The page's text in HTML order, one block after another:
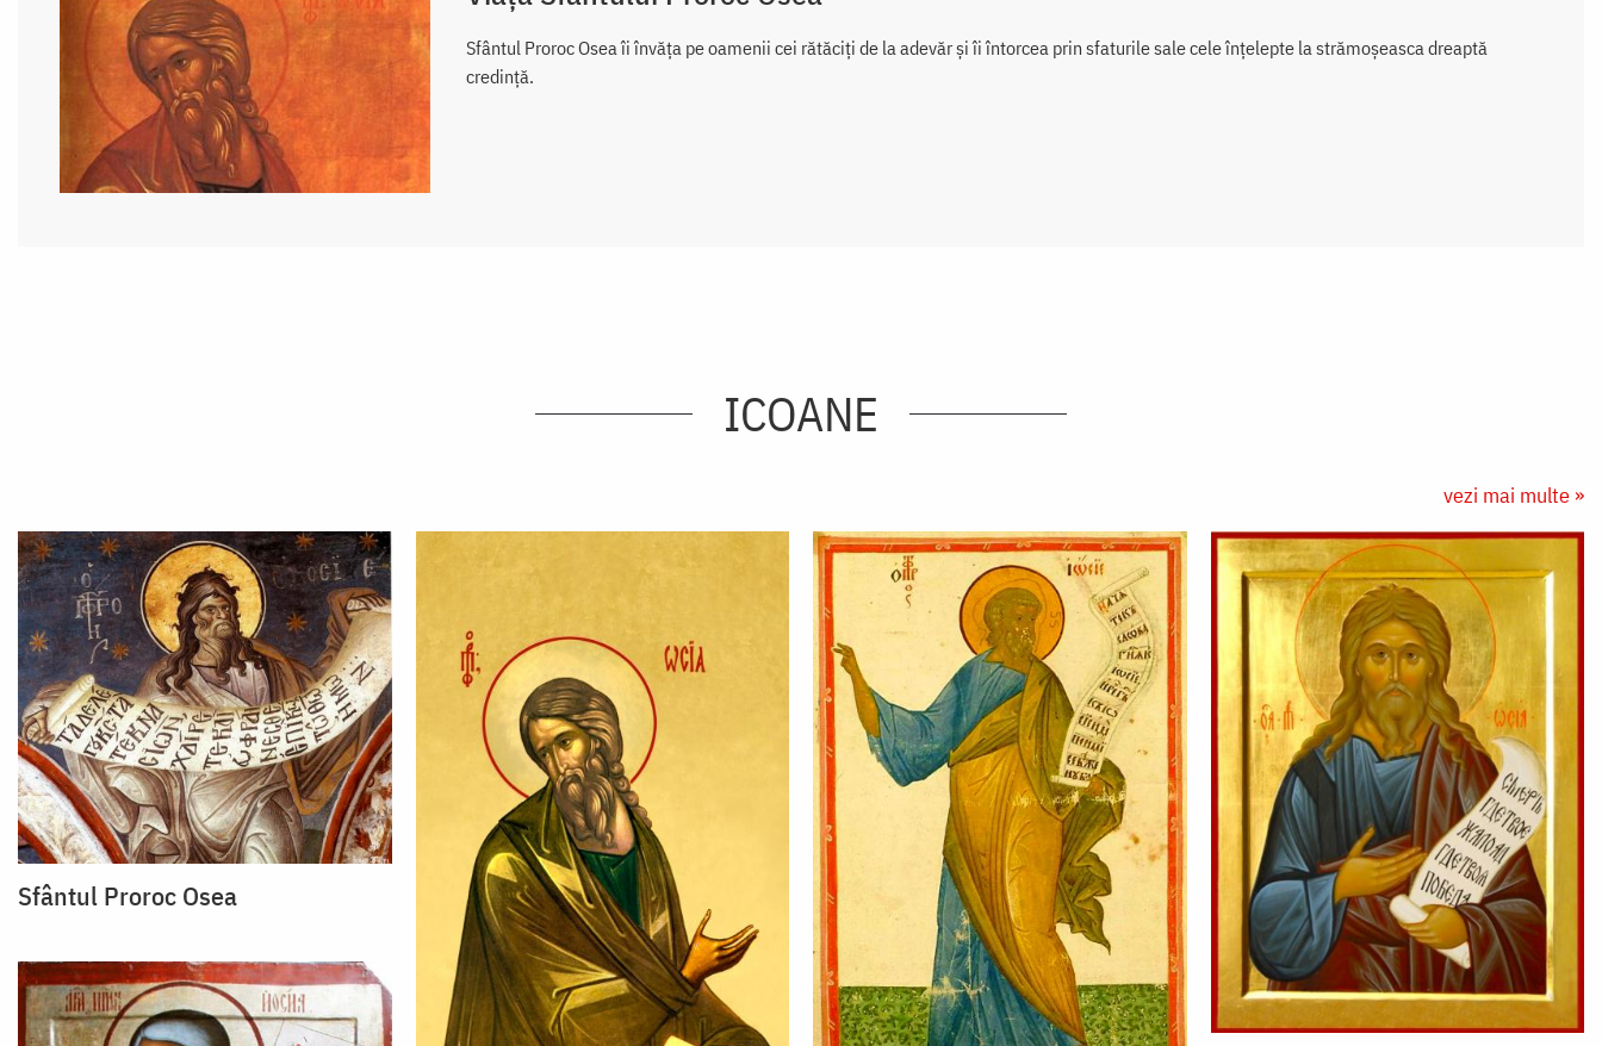
Sfântul Proroc Osea îi învăța pe oamenii cei rătăciți de la adevăr și îi întorcea prin sfaturile sale cele înțelepte la strămoșeasca dreaptă
credință.
ICOANE
vezi mai multe »
Sfântul Proroc Osea